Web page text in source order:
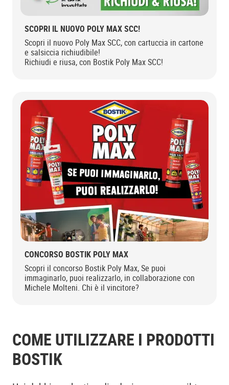
SCOPRI IL NUOVO POLY MAX SCC!
Scopri il nuovo Poly Max SCC, con cartuccia in cartone
e salsiccia richiudibile!
Richiudi e riusa, con Bostik Poly Max SCC!
CONCORSO BOSTIK POLY MAX
Scopri il concorso Bostik Poly Max, Se puoi
immaginarlo, puoi realizzarlo, in collaborazione con
Michele Molteni. Chi è il vincitore?
COME UTILIZZARE I PRODOTTI
BOSTIK